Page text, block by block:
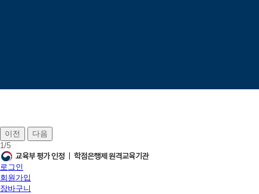
이전
다음
1/5
로그인
회원가입
장바구니